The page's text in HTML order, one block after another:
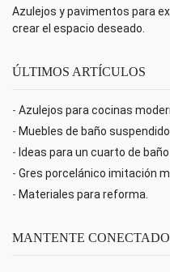
Azulejos y pavimentos para
crear el espacio deseado.
ÚLTIMOS ARTÍCULOS
- Azulejos para cocinas
- Muebles de baño
- Ideas para un cuarto de
- Gres porcelánico imitación
- Materiales para reforma.
MANTENTE CONECTADO